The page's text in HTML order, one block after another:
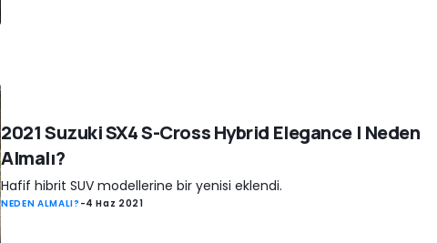
2021 Suzuki SX4 S-Cross Hybrid Elegance | Neden
Almalı?
Hafif hibrit SUV modellerine bir yenisi eklendi.
NEDEN ALMALI? -4 Haz 2021